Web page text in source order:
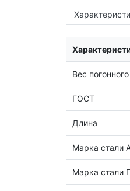
Вес
ГОСТ
Длина
Марка стали
Марка стали